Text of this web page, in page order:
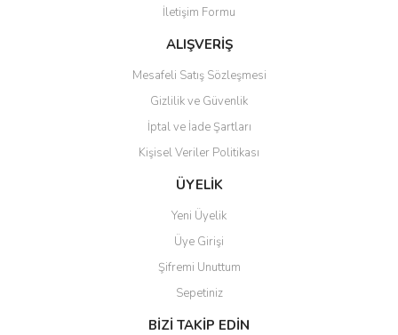
Ürün fiyatı diğer sitelerden daha pahalı.
Bu ürüne benzer farklı alternatifler olmalı.
Gönder
İletişim Formu
ALIŞVERİŞ
Mesafeli Satış Sözleşmesi
Gizlilik ve Güvenlik
İptal ve İade Şartları
Kişisel Veriler Politikası
ÜYELİK
Yeni Üyelik
Üye Girişi
Şifremi Unuttum
Sepetiniz
BİZİ TAKİP EDİN